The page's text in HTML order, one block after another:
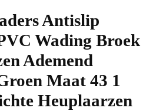
Antislip
Wading Broek
Ademend
Maat 43 1
Heuplaarzen